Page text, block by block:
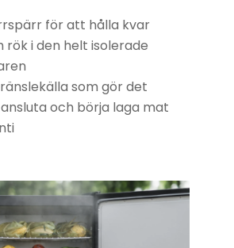
för att hålla kvar
rök i den helt isolerade
som gör det
och börja laga mat